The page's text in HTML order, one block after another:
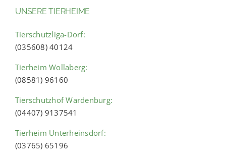
UNSERE TIERHEIME
Tierschutzliga-Dorf:
(035608) 40124
Tierheim Wollaberg:
(08581) 96160
Tierschutzhof Wardenburg:
(04407) 9137541
Tierheim Unterheinsdorf:
(03765) 65196